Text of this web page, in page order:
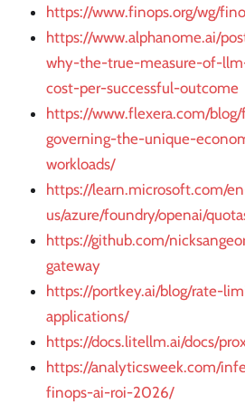
https://www.finops.org/wg/
https://www.alphanome.ai/
why-the-true-measure-of-
cost-per-successful-outcome
https://www.flexera.com/
governing-the-unique-
workloads/
https://learn.microsoft.com/
us/azure/foundry/openai/
https://github.com/
gateway
https://portkey.ai/blog/rate-
applications/
https://docs.litellm.ai/docs/
https://analyticsweek.com/
finops-ai-roi-2026/